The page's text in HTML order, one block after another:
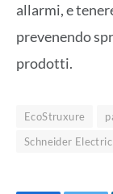
allarmi, e
prevenendo
prodotti.
EcoStruxure
Schneider Electric